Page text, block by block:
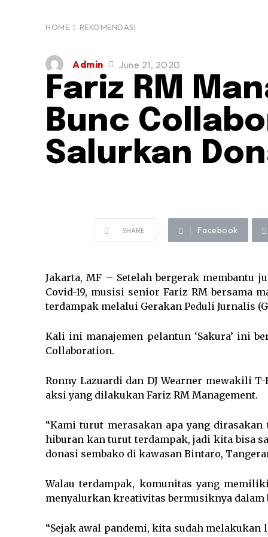
HOME REKOMENDASI
Admin June 21, 2020
Fariz RM
Bunc
Salurkan
SHARE Facebook
Jakarta, MF – Setelah bergerak membantu
Covid-19, musisi senior Fariz RM bersama
terdampak melalui Gerakan Peduli Jurnalis
Kali ini manajemen pelantun ‘Sakura’ ini
Collaboration.
Ronny Lazuardi dan DJ Wearner mewakili
aksi yang dilakukan Fariz RM Management.
“Kami turut merasakan apa yang
hiburan kan turut terdampak, jadi kita bisa
donasi sembako di kawasan Bintaro,
Walau terdampak, komunitas yang
menyalurkan kreativitas bermusiknya
“Sejak awal pandemi, kita sudah